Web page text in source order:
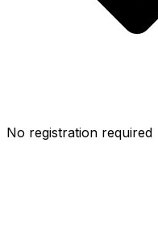
No registration required